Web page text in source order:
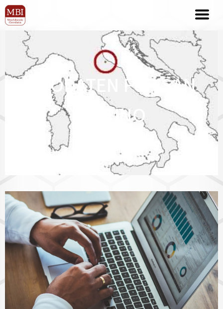
GEODATEN FÜR SAN
MARINO